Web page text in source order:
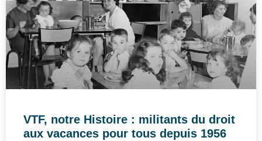
VTF, notre Histoire : militants du droit
aux vacances pour tous depuis 1956